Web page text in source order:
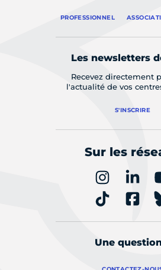
PROFESSIONNEL
Les newsletters
Recevez directement
l'actualité de vos
S'INSCRIRE
Sur les
Une